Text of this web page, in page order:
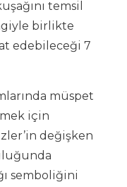
temsil
birlikte
edebileceği 7
müspet
için
değişken
semboliğini